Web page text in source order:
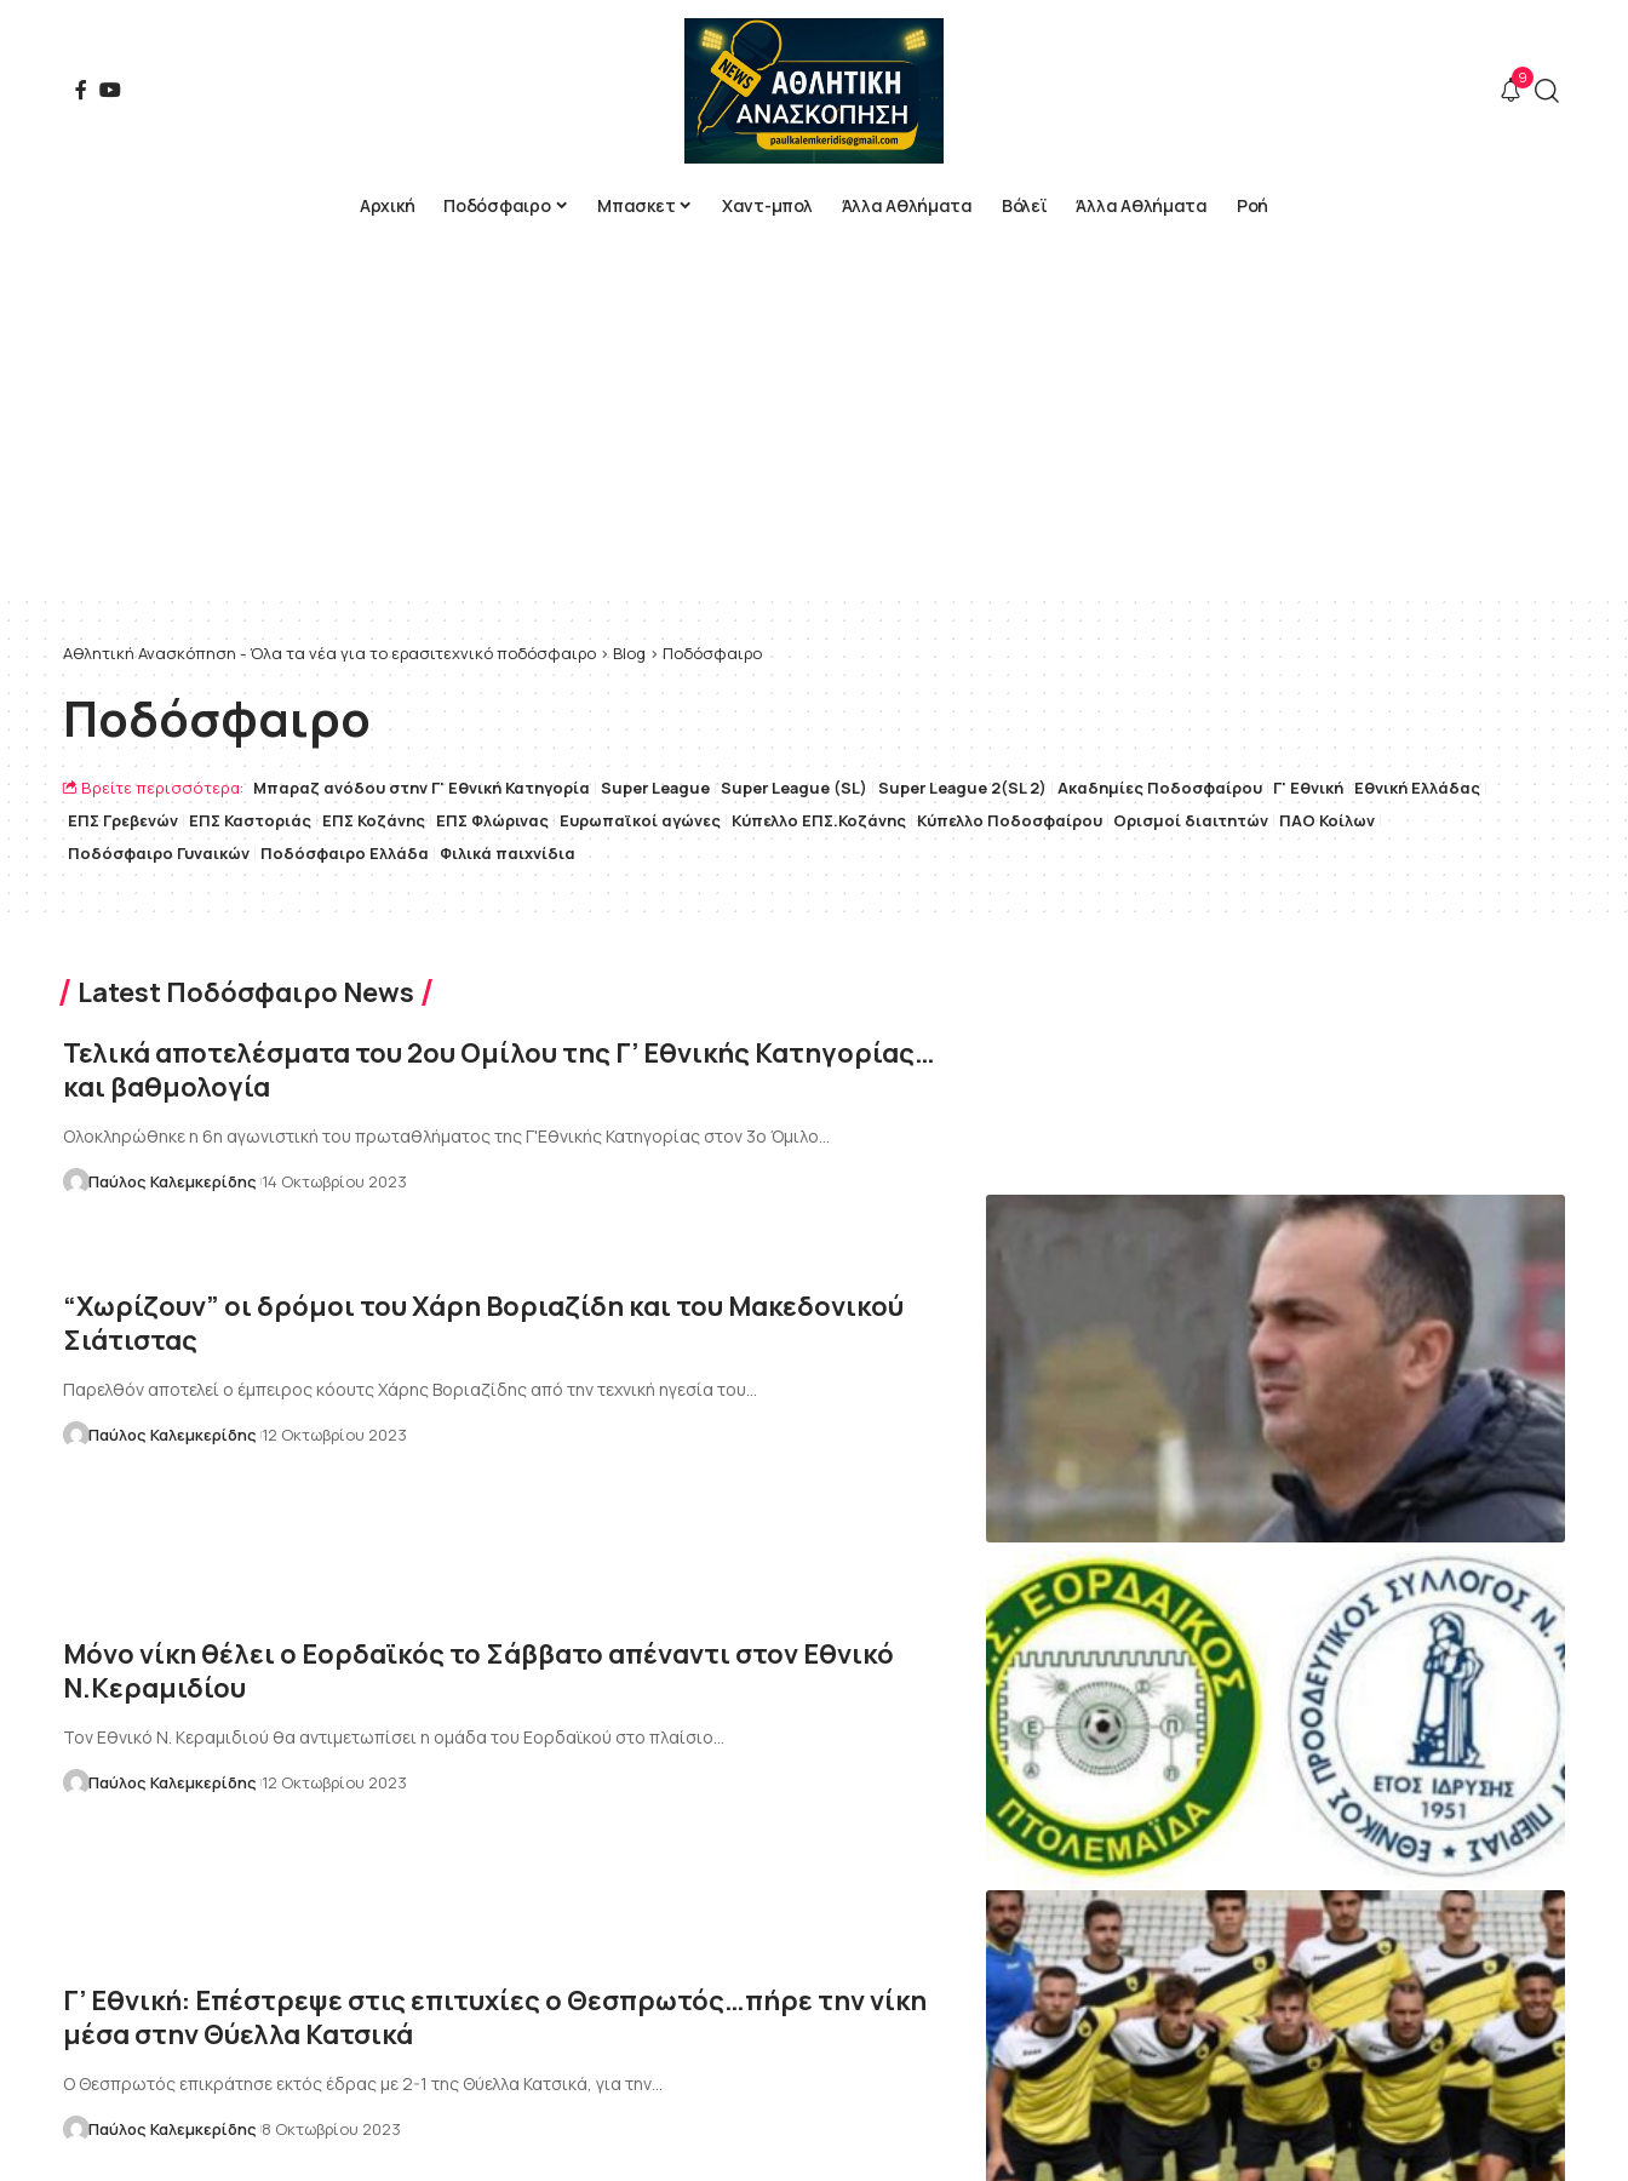
9
Αρχική Ποδόσφαιρο Μπασκετ Χαντ-μπολ Άλλα Αθλήματα Βόλεϊ Άλλα Αθλήματα Ροή
Αθλητική Ανασκόπηση - Όλα τα νέα για το ερασιτεχνικό ποδόσφαιρο > Blog >Ποδόσφαιρο
Ποδόσφαιρο
Βρείτε περισσότερα: Mπαραζ ανόδου στην Γ' Εθνική Κατηγορία Super League Super League (SL) Super League 2(SL 2) Ακαδημίες Ποδοσφαίρου Γ' Εθνική Εθνική Ελλάδας
ΕΠΣ Γρεβενών ΕΠΣ Καστοριάς ΕΠΣ Κοζάνης ΕΠΣ Φλώρινας Ευρωπαϊκοί αγώνες Κύπελλο ΕΠΣ.Κοζάνης Κύπελλο Ποδοσφαίρου Ορισμοί διαιτητών ΠΑΟ Κοίλων
Ποδόσφαιρο Γυναικών Ποδόσφαιρο Ελλάδα Φιλικά παιχνίδια
Latest Ποδόσφαιρο News
Τελικά αποτελέσματα του 2ου Ομίλου της Γ’ Εθνικής Κατηγορίας…
και βαθμολογία
Ολοκληρώθηκε η 6η αγωνιστική του πρωταθλήματος της Γ'Εθνικής Κατηγορίας στον 3ο Όμιλο…
Παύλος Καλεμκερίδης 14 Οκτωβρίου 2023
“Χωρίζουν” οι δρόμοι του Χάρη Βοριαζίδη και του Μακεδονικού
Σιάτιστας
Παρελθόν αποτελεί ο έμπειρος κόουτς Χάρης Βοριαζίδης από την τεχνική ηγεσία του…
Παύλος Καλεμκερίδης 12 Οκτωβρίου 2023
Mόνο νίκη θέλει ο Εορδαϊκός το Σάββατο απέναντι στον Εθνικό
Ν.Κεραμιδίου
Τον Εθνικό Ν. Κεραμιδιού θα αντιμετωπίσει η ομάδα του Εορδαϊκού στο πλαίσιο…
Παύλος Καλεμκερίδης 12 Οκτωβρίου 2023
Γ’ Εθνική: Επέστρεψε στις επιτυχίες ο Θεσπρωτός…πήρε την νίκη
μέσα στην Θύελλα Κατσικά
Ο Θεσπρωτός επικράτησε εκτός έδρας με 2-1 της Θύελλα Κατσικά, για την…
Παύλος Καλεμκερίδης 8 Οκτωβρίου 2023